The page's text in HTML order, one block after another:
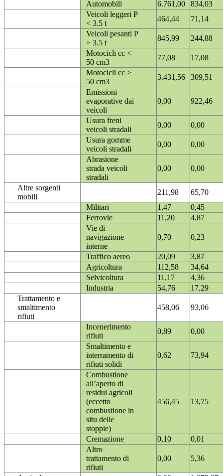
Automobili
6.761,00
834,03
Veicoli leggeri P
< 3.5 t
464,44
71,14
Veicoli pesanti P
> 3.5 t
845,99
244,88
Motocicli cc <
50 cm3
77,08
17,08
Motocicli cc >
50 cm3
3.431,56
309,51
Emissioni
evaporative dai
veicoli
0,00 922,46
Usura freni
veicoli stradali
0,00
0,00
Usura gomme
veicoli stradali
0,00
0,00
Abrasione
strada veicoli
stradali
0,00 0,00
Altre sorgenti
mobili
211,98
65,70
Militari
1,47
0,45
Ferrovie
11,20
4,87
Vie di
navigazione
interne
0,70 0,23
Traffico aereo 20,09
3,87
Agricoltura
112,58
34,64
Selvicoltura
11,17
4,36
Industria
54,76
17,29
Trattamento e
smaltimento
rifiuti
458,06 93,06
Incenerimento
rifiuti
0,89
0,00
Smaltimento e
interramento di
rifiuti solidi
0,62 73,94
Combustione
all’aperto di
residui agricoli
(eccetto
combustione in
situ delle
stoppie)
456,45 13,75
Cremazione 0,10
0,01
Altro
trattamento di
rifiuti
0,00 5,36